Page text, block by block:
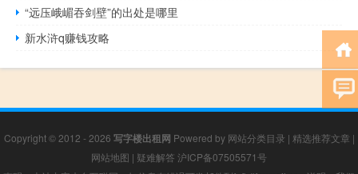
“远压峨嵋吞剑壁”的出处是哪里
新水浒q赚钱攻略
Copyright © 2012 - 2026 写字楼出租网 Powered by 网站分类目录 | 精选推荐文章 |
网站地图 | 疑难解答 沪ICP备07505571号